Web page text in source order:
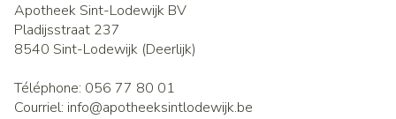
Apotheek Sint-Lodewijk BV
Pladijsstraat 237
8540 Sint-Lodewijk (Deerlijk)
Téléphone: 056 77 80 01
Courriel: info@apotheeksintlodewijk.be